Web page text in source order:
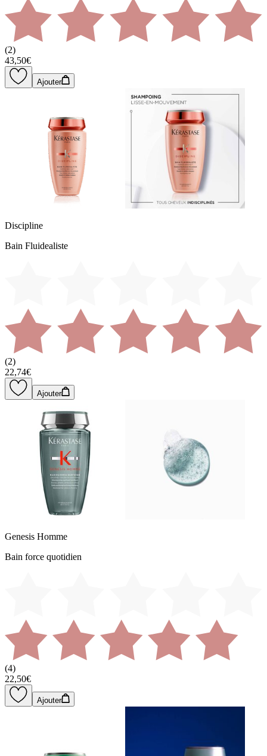
(2)
43,50€
Ajouter
Discipline
Bain Fluidealiste
(2)
22,74€
Ajouter
Genesis Homme
Bain force quotidien
(4)
22,50€
Ajouter